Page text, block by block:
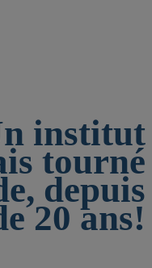
institut
tourné
depuis
20 ans!